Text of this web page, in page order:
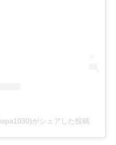
がシェアした投稿